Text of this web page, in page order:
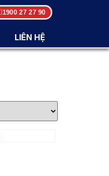
1900 27 27 90
LIÊN HỆ